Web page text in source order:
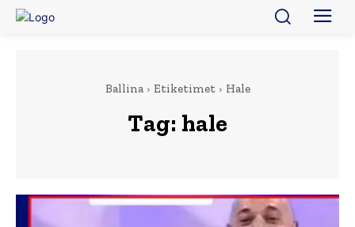
Ballina Etiketimet Hale
Tag: hale